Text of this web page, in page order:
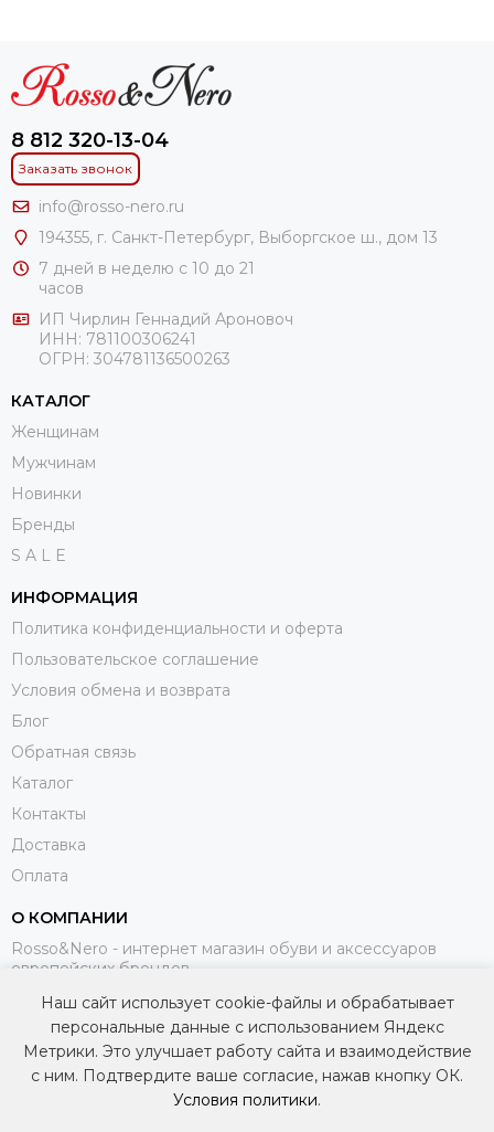
8 812 320-13-04
Заказать звонок
info@rosso-nero.ru
194355, г. Санкт-Петербург, Выборгское ш., дом 13
7 дней в неделю с 10 до 21
часов
ИП Чирлин Геннадий Ароновоч
ИНН: 781100306241
ОГРН: 304781136500263
КАТАЛОГ
Женщинам
Мужчинам
Новинки
Бренды
S A L E
ИНФОРМАЦИЯ
Политика конфиденциальности и оферта
Пользовательское соглашение
Условия обмена и возврата
Блог
Обратная связь
Каталог
Контакты
Доставка
Оплата
О КОМПАНИИ
Rosso&Nero - интернет магазин обуви и аксессуаров
европейских брендов.
МЫ В СОЦИАЛЬНЫХ СЕТЯХ
Наш сайт использует cookie-файлы и обрабатывает
персональные данные с использованием Яндекс
Метрики. Это улучшает работу сайта и взаимодействие
с ним. Подтвердите ваше согласие, нажав кнопку ОК.
Условия политики.